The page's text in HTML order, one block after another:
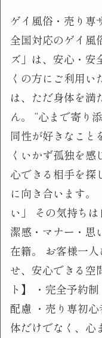
ゲイ風俗・売り専
全国対応のゲイ風
ズ」は、安心・安
くの方にご利用
は、ただ身体を満
ん。 “心まで寄り
同性が好きなこと
くいかず孤独を
心できる相手を探
に向き合います。
い」 その気持ち
潔感・マナー・思
在籍。 お客様一
せ、安心できる空
ト】 ・完全予約
配慮 ・売り専初
体だけでなく、心